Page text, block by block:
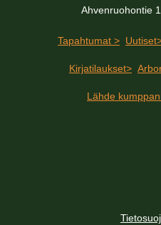
Ahvenruohontie
Tapahtumat >
Kirjatilaukset>
Lähde